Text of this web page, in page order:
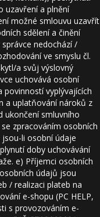
uzavření a plnění
možné smlouvu uzavřít
sdělení a činění
nedochází /
ve smyslu čl.
a svůj výslovný
uchovává osobní
povinností vyplývajících
a uplatňování nároků z
ukončení smluvního
zpracováním osobních
li osobní údaje
doby uchovávání
e) Příjemci osobních
údajů jsou
/ realizaci plateb na
e-shopu (PC HELP,
s provozováním e-